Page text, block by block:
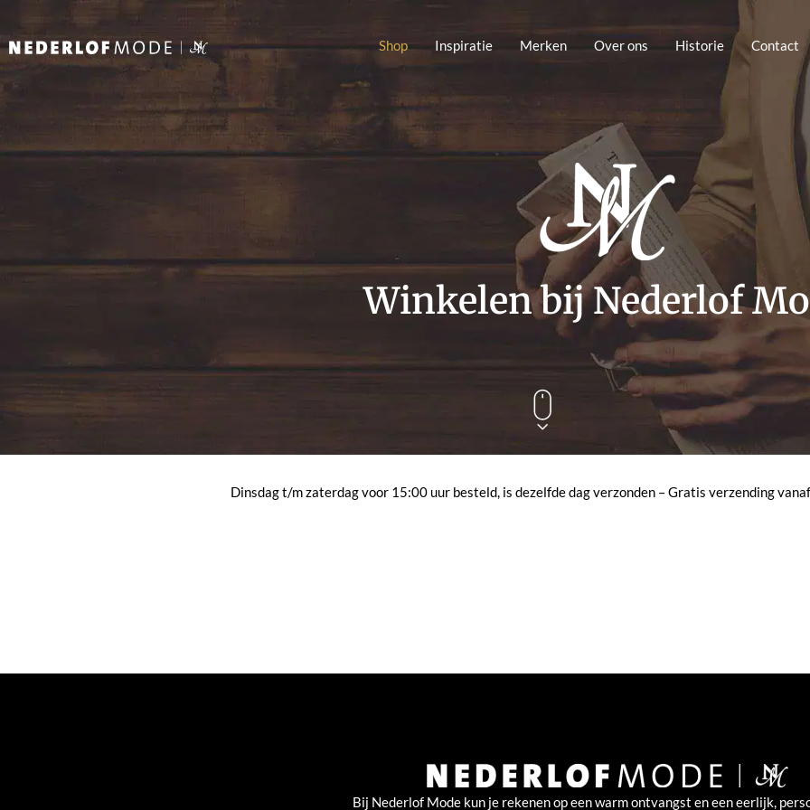
Shop Inspiratie Merken Over ons Historie Contact
Winkelen bij Nederlof
Dinsdag t/m zaterdag voor 15:00 uur besteld, is dezelfde dag verzonden – Gratis verzending
Bij Nederlof Mode kun je rekenen op een warm ontvangst en een eerlijk,